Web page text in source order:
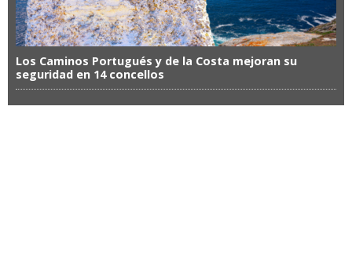
Los Caminos Portugués y de la Costa mejoran su
seguridad en 14 concellos